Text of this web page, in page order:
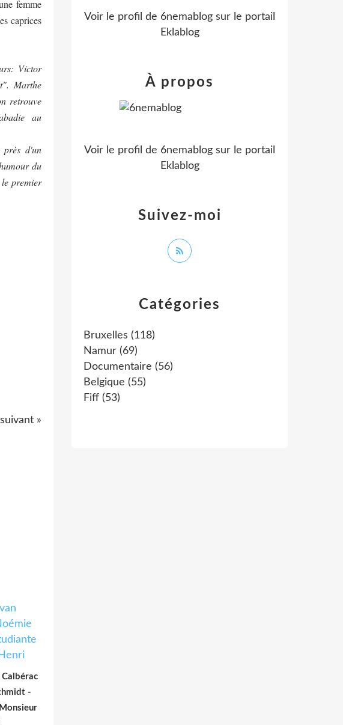
femme
caprices
Victor
Marthe
retrouve
au
près d'un
du
premier
»
-
Catégories
Bruxelles (118)
Namur (69)
Documentaire (56)
Belgique (55)
Fiff (53)
Voir le profil de 6nemablog sur le portail
Eklablog
Suivez-moi
À propos
Voir le profil de 6nemablog sur le portail
Eklablog